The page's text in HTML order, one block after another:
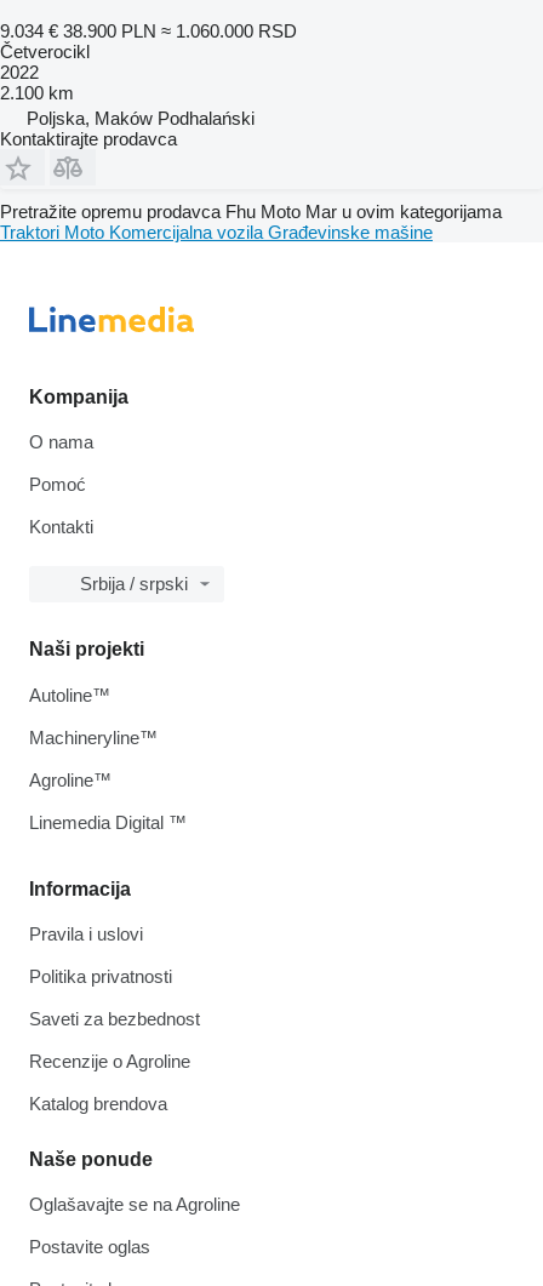
9.034 € 38.900 PLN ≈ 1.060.000 RSD
Četverocikl
2022
2.100 km
Poljska, Maków Podhalański
Kontaktirajte prodavca
Pretražite opremu prodavca Fhu Moto Mar u ovim kategorijama
Traktori Moto Komercijalna vozila Građevinske mašine
Kompanija
O nama
Pomoć
Kontakti
Srbija / srpski
Informacija
Pravila i uslovi
Politika privatnosti
Saveti za bezbednost
Recenzije o Agroline
Katalog brendova
Naše ponude
Oglašavajte se na Agroline
Postavite oglas
Naši projekti
Autoline™
Machineryline™
Agroline™
Linemedia Digital ™